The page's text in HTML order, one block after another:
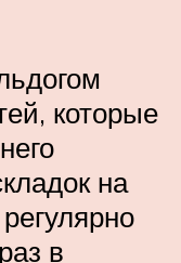
которые
на
в